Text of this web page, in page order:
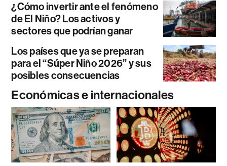
¿Cómo invertir ante el fenómeno
de El Niño? Los activos y
sectores que podrían ganar
Los países que ya se preparan
para el “Súper Niño 2026” y sus
posibles consecuencias
Económicas e internacionales